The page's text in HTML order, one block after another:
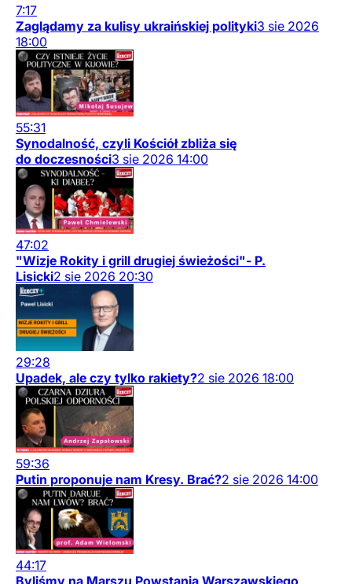
7:17
Zaglądamy za kulisy ukraińskiej polityki3 sie 2026
18:00
55:31
Synodalność, czyli Kościół zbliża się
do doczesności3 sie 2026 14:00
47:02
"Wizje Rokity i grill drugiej świeżości"- P.
Lisicki2 sie 2026 20:30
29:28
Upadek, ale czy tylko rakiety?2 sie 2026 18:00
59:36
Putin proponuje nam Kresy. Brać?2 sie 2026 14:00
44:17
Byliśmy na Marszu Powstania Warszawskiego